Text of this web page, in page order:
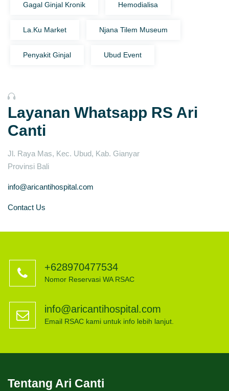
Gagal Ginjal Kronik Hemodialisa
La.Ku Market Njana Tilem Museum
Penyakit Ginjal Ubud Event
Layanan Whatsapp RS Ari
Canti
Jl. Raya Mas, Kec. Ubud, Kab. Gianyar
Provinsi Bali
info@aricantihospital.com
Contact Us
+628970477534
Nomor Reservasi WA RSAC
info@aricantihospital.com
Email RSAC kami untuk info lebih lanjut.
Tentang Ari Canti